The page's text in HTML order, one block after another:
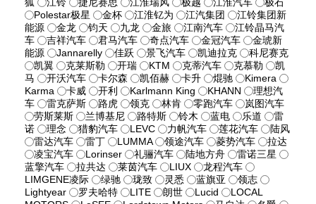
Polestar极星
金杯 江淮钇为 江汽集团
江铃集团新
能源
金龙 钧天 九龙 金旅 江南汽车
江铃晶马汽
车
吉祥汽车 君马汽车 奇点汽车 金冠汽车
金琥新
能源
Jannarelly 佳跃 景飞汽车 凯迪拉克
科尼赛克
凯翼
克莱斯勒 开瑞 KTM 克蒂汽车 克慕勒
凯
马
开沃汽车 卡尔森 凯佰赫 卡升 焜驰
Kimera
Karma
卡威 开利 Karlmann King KHANN
理想汽
车
雷克萨斯 路虎 领克 林肯 零跑汽车
岚图汽车
劳斯莱斯
兰博基尼 路特斯 铃木 蓝电 乐道
雷
诺
理念 猎豹汽车 LEVC 力帆汽车 莲花汽车
陆风
雷达汽车
雷丁 LUMMA 领途汽车 菱势汽车
拉达
凌宝汽车
Lorinser 礼骊汽车 陆地方舟
雷诺三星
蓝擎汽车
拉共达 莱茵汽车 LIUX
龙程汽车
LIMGENE凌际
绿驰 珑致 灵悉 蓝旗亚
领志
Lightyear
罗夫哈特 LITE 朗世 Lucid
LOCAL